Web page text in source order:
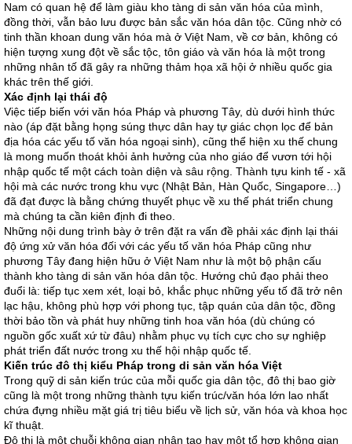
Nam có quan hệ để làm giàu kho tàng di sản văn hóa của mình,
đồng thời, vẫn bảo lưu được bản sắc văn hóa dân tộc. Cũng nhờ có
tinh thần khoan dung văn hóa mà ở Việt Nam, về cơ bản, không có
hiện tượng xung đột về sắc tộc, tôn giáo và văn hóa là một trong
những nhân tố đã gây ra những thảm họa xã hội ở nhiều quốc gia
khác trên thế giới.
Xác định lại thái độ
Việc tiếp biến với văn hóa Pháp và phương Tây, dù dưới hình thức
nào (áp đặt bằng họng súng thực dân hay tự giác chọn lọc để bản
địa hóa các yếu tố văn hóa ngoại sinh), cũng thể hiện xu thế chung
là mong muốn thoát khỏi ảnh hưởng của nho giáo để vươn tới hội
nhập quốc tế một cách toàn diện và sâu rộng. Thành tựu kinh tế - xã
hội mà các nước trong khu vực (Nhật Bản, Hàn Quốc, Singapore…)
đã đạt được là bằng chứng thuyết phục về xu thế phát triển chung
mà chúng ta cần kiên định đi theo.
Những nội dung trình bày ở trên đặt ra vấn đề phải xác định lại thái
độ ứng xử văn hóa đối với các yếu tố văn hóa Pháp cũng như
phương Tây đang hiện hữu ở Việt Nam như là một bộ phận cấu
thành kho tàng di sản văn hóa dân tộc. Hướng chủ đạo phải theo
đuổi là: tiếp tục xem xét, loại bỏ, khắc phục những yếu tố đã trở nên
lạc hậu, không phù hợp với phong tục, tập quán của dân tộc, đồng
thời bảo tồn và phát huy những tinh hoa văn hóa (dù chúng có
nguồn gốc xuất xứ từ đâu) nhằm phục vụ tích cực cho sự nghiệp
phát triển đất nước trong xu thế hội nhập quốc tế.
Kiến trúc đô thị kiểu Pháp trong di sản văn hóa Việt
Trong quỹ di sản kiến trúc của mỗi quốc gia dân tộc, đô thị bao giờ
cũng là một trong những thành tựu kiến trúc/văn hóa lớn lao nhất
chứa đựng nhiều mặt giá trị tiêu biểu về lịch sử, văn hóa và khoa học
kĩ thuật.
Đô thị là một chuỗi không gian nhân tạo hay một tổ hợp không gian